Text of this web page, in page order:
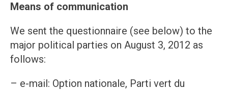
Means of communication
We sent the questionnaire (see below) to the
major political parties on August 3, 2012 as
follows:
– e-mail: Option nationale, Parti vert du